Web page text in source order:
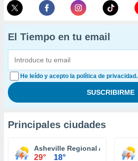
El Tiempo en tu email
He leído y acepto la política de privacidad.
Principales ciudades
Asheville Regional Airport
29° 18°